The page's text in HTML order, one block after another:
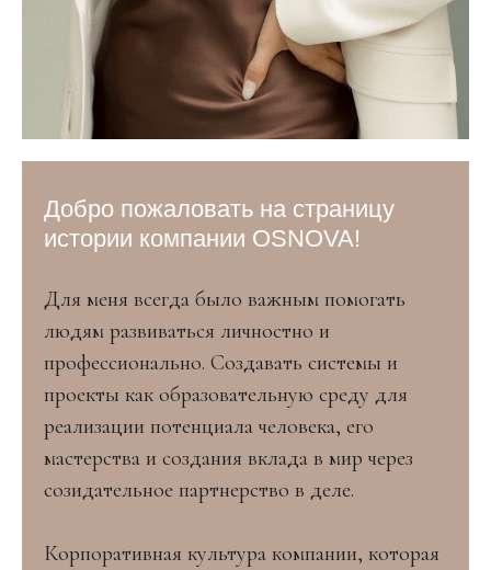
Добро пожаловать на страницу
истории компании OSNOVA!
Для меня всегда было важным помогать
людям развиваться личностно и
профессионально. Создавать системы и
проекты как образовательную среду для
реализации потенциала человека, его
мастерства и создания вклада в мир через
созидательное партнерство в деле.
Корпоративная культура компании, которая